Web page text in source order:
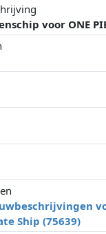
voor ONE
Ship (75639)